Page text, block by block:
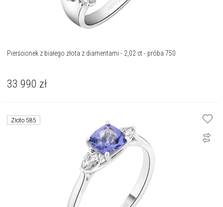
Pierścionek z białego złota z diamentami - 2,02 ct - próba 750
33 990 zł
Złoto 585